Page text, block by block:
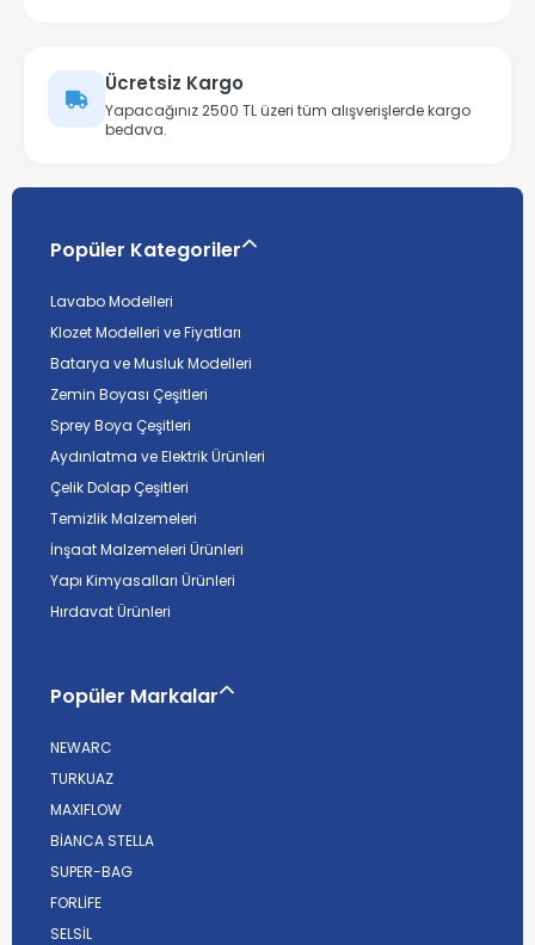
Ücretsiz Kargo
Yapacağınız 2500 TL üzeri tüm alışverişlerde kargo
bedava.
Popüler Kategoriler
Lavabo Modelleri
Klozet Modelleri ve Fiyatları
Batarya ve Musluk Modelleri
Zemin Boyası Çeşitleri
Sprey Boya Çeşitleri
Aydınlatma ve Elektrik Ürünleri
Çelik Dolap Çeşitleri
Temizlik Malzemeleri
İnşaat Malzemeleri Ürünleri
Yapı Kimyasalları Ürünleri
Hırdavat Ürünleri
Popüler Markalar
NEWARC
TURKUAZ
MAXIFLOW
BİANCA STELLA
SUPER-BAG
FORLİFE
SELSİL